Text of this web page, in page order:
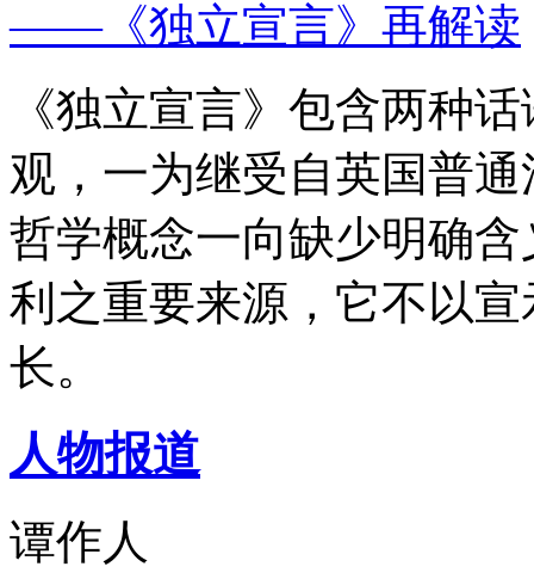
——《独立宣言》再解读
《独立宣言》包含两种
观，一为继受自英国普
哲学概念一向缺少明确
利之重要来源，它不以
长。
人物报道
谭作人